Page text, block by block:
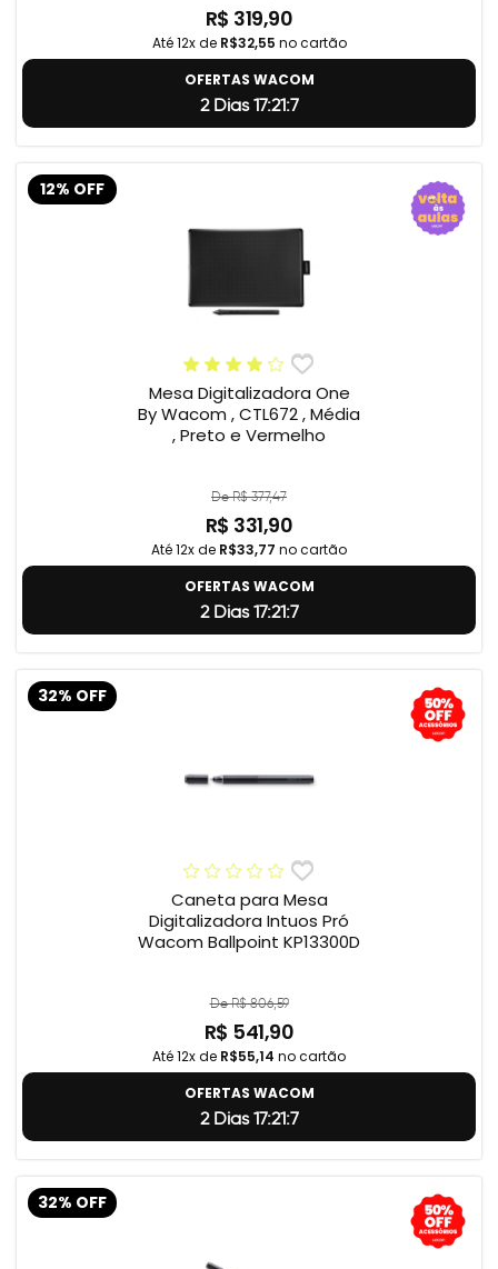
R$ 319,90
Até 12x de R$32,55 no cartão
OFERTAS WACOM
2 Dias 17:21:6
12% OFF
Mesa Digitalizadora One
By Wacom , CTL672 , Média
, Preto e Vermelho
De R$ 377,47
R$ 331,90
Até 12x de R$33,77 no cartão
OFERTAS WACOM
2 Dias 17:21:6
32% OFF
Caneta para Mesa
Digitalizadora Intuos Pró
Wacom Ballpoint KP13300D
De R$ 806,59
R$ 541,90
Até 12x de R$55,14 no cartão
OFERTAS WACOM
2 Dias 17:21:6
32% OFF